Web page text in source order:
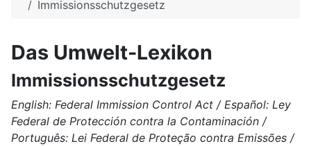
Immissionsschutzgesetz
Das Umwelt-Lexikon
Immissionsschutzgesetz
English: Federal Immission Control Act / Español: Ley
Federal de Protección contra la Contaminación /
Português: Lei Federal de Proteção contra Emissões /